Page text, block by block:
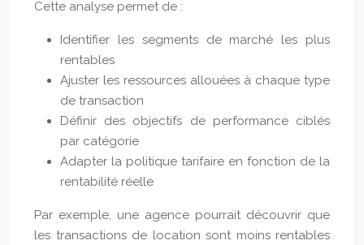
Cette analyse permet de :
Identifier les segments de marché les plus
rentables
Ajuster les ressources allouées à chaque type
de transaction
Définir des objectifs de performance ciblés
par catégorie
Adapter la politique tarifaire en fonction de la
rentabilité réelle
Par exemple, une agence pourrait découvrir que
les transactions de location sont moins rentables